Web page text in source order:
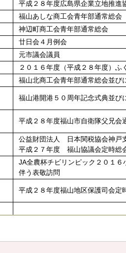
平成２８年度広島県企業立地推進
福山あしな商工会青年部通常総会
神辺町商工会青年部通常総会
廿日会４月例会
元市議会議員
２０１６年度（平成２８年度）ふ
福山北商工会青年部通常総会並び
福山港開港５０周年記念式典並び
平成２８年度福山市自衛隊父兄会
公益財団法人 日本関税協会神戸
平成２７年度 福山協議会定時総
JA全農杯チビリンピック２０１
伴う表敬訪問
平成２８年度福山地区保護司会定